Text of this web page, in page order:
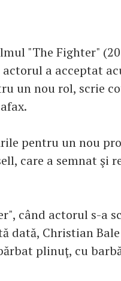
"The Fighter"
a acceptat
un nou rol, scrie
pentru un nou
care a semnat şi
când actorul s-a
dată, Christian
plinuţ, cu